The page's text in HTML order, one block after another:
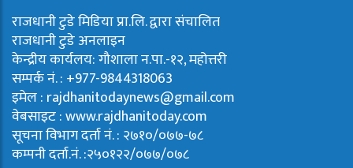
राजधानी टुडे मिडिया प्रा.लि. द्वारा संचालित
राजधानी टुडे अनलाइन
केन्द्रीय कार्यलय: गौशाला न.पा.-१२, महोत्तरी
सम्पर्क नं. : +977-9844318063
इमेल : rajdhanitodaynews@gmail.com
वेबसाइट : www.rajdhanitoday.com
सूचना विभाग दर्ता नं. : २७१०/०७७-७८
कम्पनी दर्ता.नं. :२५०१२२/०७७/०७८